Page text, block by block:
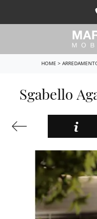
HOME >
Sgabello